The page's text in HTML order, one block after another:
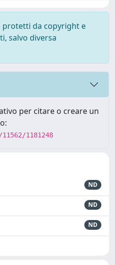
protetti da copyright e
salvo diversa
per citare o creare un
1181248
ND
ND
ND